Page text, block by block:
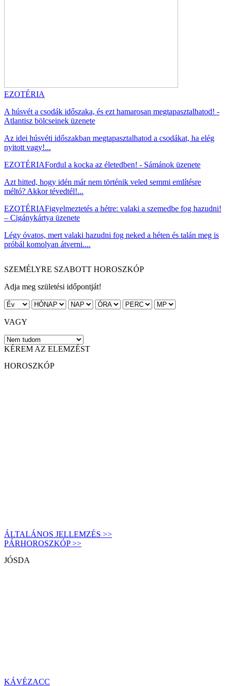
EZOTÉRIA
A húsvét a csodák időszaka, és ezt hamarosan megtapasztalhatod! -
Atlantisz bölcseinek üzenete
Az idei húsvéti időszakban megtapasztalhatod a csodákat, ha elég
nyitott vagy!...
EZOTÉRIAFordul a kocka az életedben! - Sámánok üzenete
Azt hitted, hogy idén már nem történik veled semmi említésre
méltó? Akkor tévedtél!...
EZOTÉRIAFigyelmeztetés a hétre: valaki a szemedbe fog hazudni!
– Cigánykártya üzenete
Légy óvatos, mert valaki hazudni fog neked a héten és talán meg is
próbál komolyan átverni....
SZEMÉLYRE SZABOTT HOROSZKÓP
Adja meg születési időpontját!
VAGY
KÉREM AZ ELEMZÉST
HOROSZKÓP
ÁLTALÁNOS JELLEMZÉS >>
PÁRHOROSZKÓP >>
JÓSDA
KÁVÉZACC